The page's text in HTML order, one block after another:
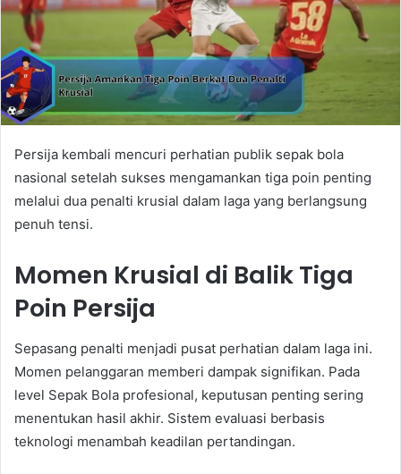
Persija kembali mencuri perhatian publik sepak bola
nasional setelah sukses mengamankan tiga poin penting
melalui dua penalti krusial dalam laga yang berlangsung
penuh tensi.
Momen Krusial di Balik Tiga
Poin Persija
Sepasang penalti menjadi pusat perhatian dalam laga ini.
Momen pelanggaran memberi dampak signifikan. Pada
level Sepak Bola profesional, keputusan penting sering
menentukan hasil akhir. Sistem evaluasi berbasis
teknologi menambah keadilan pertandingan.